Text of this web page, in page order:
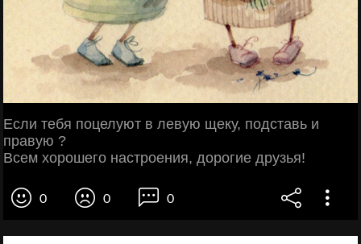
Если тебя поцелуют в левую щеку, подставь и
правую ?
Всем хорошего настроения, дорогие друзья!
0 0 0